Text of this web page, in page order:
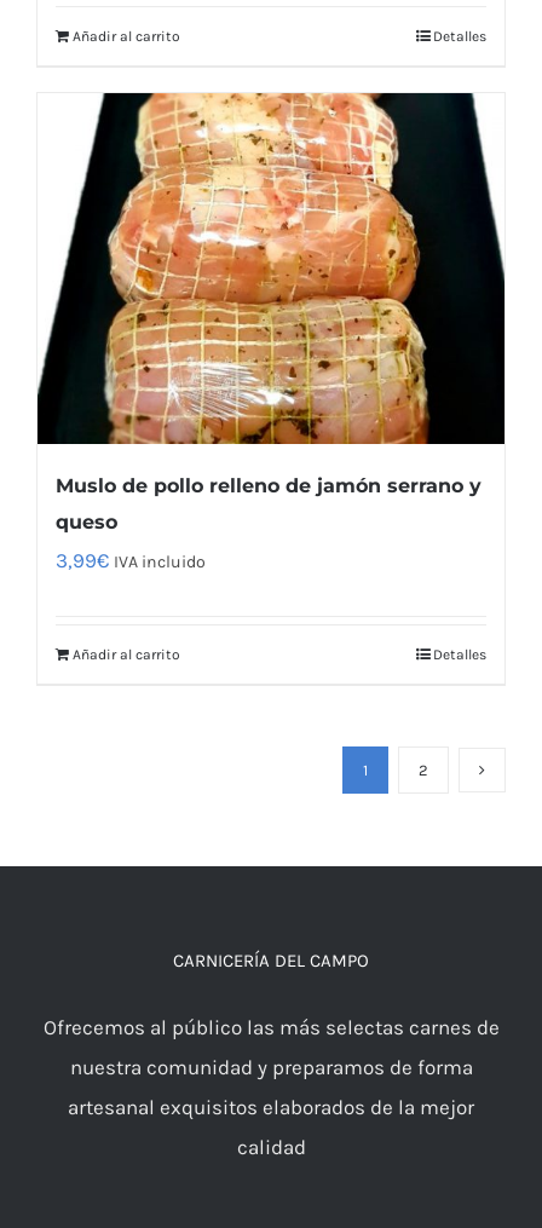
Añadir al carrito Detalles
Muslo de pollo relleno de jamón serrano y
queso
3,99€ IVA incluido
Añadir al carrito Detalles
1 2
CARNICERÍA DEL CAMPO
Ofrecemos al público las más selectas carnes de
nuestra comunidad y preparamos de forma
artesanal exquisitos elaborados de la mejor
calidad